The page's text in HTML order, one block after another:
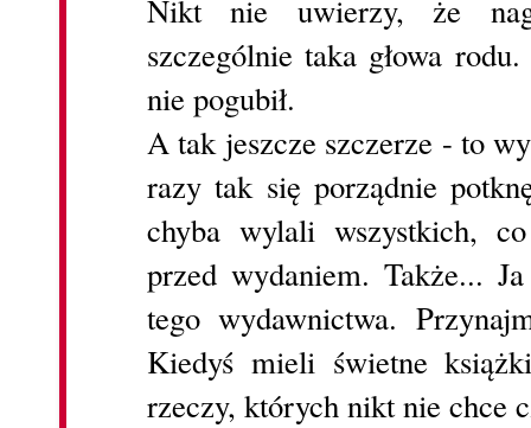
Nikt nie uwierzy, że
szczególnie taka głowa
nie pogubił.
A tak jeszcze szczerze - to
razy tak się porządnie
chyba wylali wszystkich,
przed wydaniem. Także...
tego wydawnictwa.
Kiedyś mieli świetne
rzeczy, których nikt nie chce